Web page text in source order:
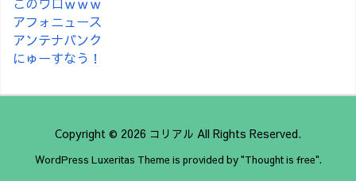
アフォニュース
アンテナバンク
にゅーすなう！
Copyright © 2026 コリアル All Rights Reserved.
WordPress Luxeritas Theme is provided by "Thought is free".